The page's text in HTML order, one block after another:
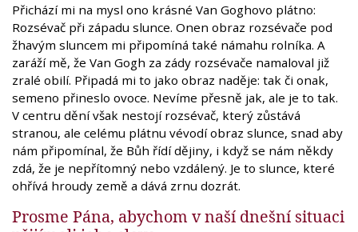
Přichází mi na mysl ono krásné Van Goghovo plátno:
Rozsévač při západu slunce. Onen obraz rozsévače pod
žhavým sluncem mi připomíná také námahu rolníka. A
zaráží mě, že Van Gogh za zády rozsévače namaloval již
zralé obilí. Připadá mi to jako obraz naděje: tak či onak,
semeno přineslo ovoce. Nevíme přesně jak, ale je to tak.
V centru dění však nestojí rozsévač, který zůstává
stranou, ale celému plátnu vévodí obraz slunce, snad aby
nám připomínal, že Bůh řídí dějiny, i když se nám někdy
zdá, že je nepřítomný nebo vzdálený. Je to slunce, které
ohřívá hroudy země a dává zrnu dozrát.
Prosme Pána, abychom v naší dnešní situaci